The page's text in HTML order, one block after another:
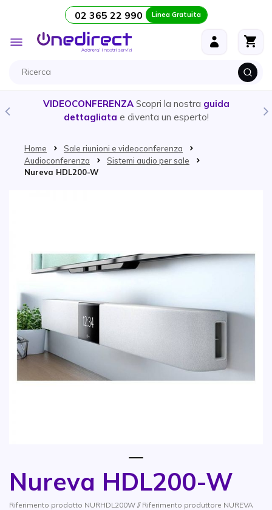
Salta al contenuto 02 365 22 990 Linea Gratuita
Toggle
Nav
VIDEOCONFERENZA Scopri la nostra guida
dettagliata e diventa un esperto!
Home
Sale riunioni e videoconferenza
Audioconferenza
Sistemi audio per sale
Nureva HDL200-W
Nureva HDL200-W
Riferimento prodotto NURHDL200W // Riferimento produttore NUREVA
Vai all'inizio della galleria di immagini